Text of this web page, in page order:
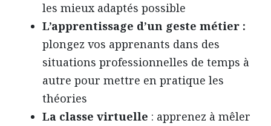
les mieux adaptés possible
L’apprentissage d’un geste métier :
plongez vos apprenants dans des
situations professionnelles de temps à
autre pour mettre en pratique les
théories
La classe virtuelle : apprenez à mêler